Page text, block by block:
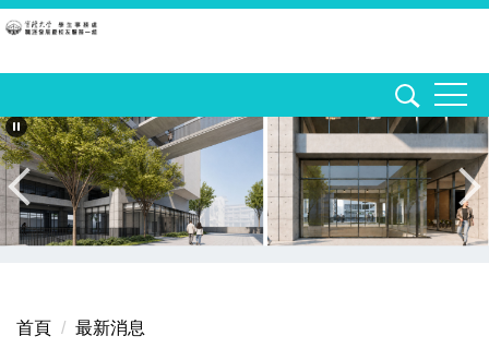
跳
主
內
容
區
首頁 最新消息